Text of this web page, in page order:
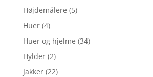
Højdemålere (5)
Huer (4)
Huer og hjelme (34)
Hylder (2)
Jakker (22)